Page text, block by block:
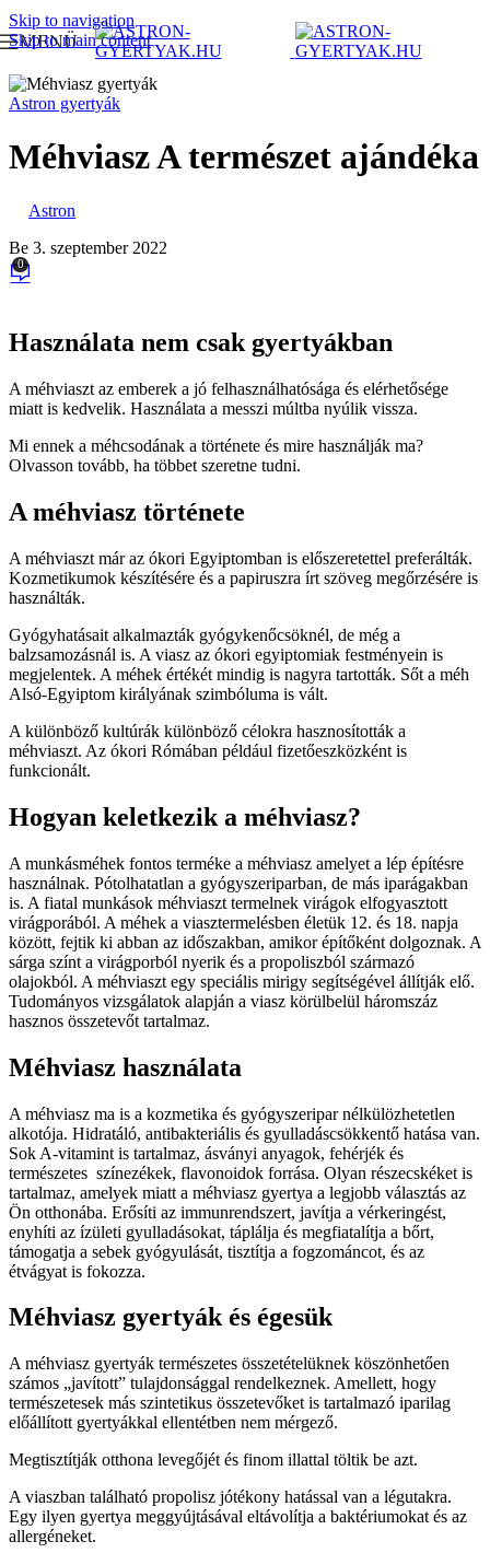
Skip to navigation
Skip to main content
MENÜ
Astron gyertyák
Méhviasz A természet ajándéka
Astron
Be 3. szeptember 2022
0
Használata nem csak gyertyákban
A méhviaszt az emberek a jó felhasználhatósága és elérhetősége
miatt is kedvelik. Használata a messzi múltba nyúlik vissza.
Mi ennek a méhcsodának a története és mire használják ma?
Olvasson tovább, ha többet szeretne tudni.
A méhviasz története
A méhviaszt már az ókori Egyiptomban is előszeretettel preferálták.
Kozmetikumok készítésére és a papiruszra írt szöveg megőrzésére is
használták.
Gyógyhatásait alkalmazták gyógykenőcsöknél, de még a
balzsamozásnál is. A viasz az ókori egyiptomiak festményein is
megjelentek. A méhek értékét mindig is nagyra tartották. Sőt a méh
Alsó-Egyiptom királyának szimbóluma is vált.
A különböző kultúrák különböző célokra hasznosították a
méhviaszt. Az ókori Rómában például fizetőeszközként is
funkcionált.
Hogyan keletkezik a méhviasz?
A munkásméhek fontos terméke a méhviasz amelyet a lép építésre
használnak. Pótolhatatlan a gyógyszeriparban, de más iparágakban
is. A fiatal munkások méhviaszt termelnek virágok elfogyasztott
virágporából. A méhek a viasztermelésben életük 12. és 18. napja
között, fejtik ki abban az időszakban, amikor építőként dolgoznak. A
sárga színt a virágporból nyerik és a propoliszból származó
olajokból. A méhviaszt egy speciális mirigy segítségével állítják elő.
Tudományos vizsgálatok alapján a viasz körülbelül háromszáz
hasznos összetevőt tartalmaz.
Méhviasz használata
A méhviasz ma is a kozmetika és gyógyszeripar nélkülözhetetlen
alkotója. Hidratáló, antibakteriális és gyulladáscsökkentő hatása van.
Sok A-vitamint is tartalmaz, ásványi anyagok, fehérjék és
természetes színezékek, flavonoidok forrása. Olyan részecskéket is
tartalmaz, amelyek miatt a méhviasz gyertya a legjobb választás az
Ön otthonába. Erősíti az immunrendszert, javítja a vérkeringést,
enyhíti az ízületi gyulladásokat, táplálja és megfiatalítja a bőrt,
támogatja a sebek gyógyulását, tisztítja a fogzománcot, és az
étvágyat is fokozza.
Méhviasz gyertyák és égesük
A méhviasz gyertyák természetes összetételüknek köszönhetően
számos „javított” tulajdonsággal rendelkeznek. Amellett, hogy
természetesek más szintetikus összetevőket is tartalmazó iparilag
előállított gyertyákkal ellentétben nem mérgező.
Megtisztítják otthona levegőjét és finom illattal töltik be azt.
A viaszban található propolisz jótékony hatással van a légutakra.
Egy ilyen gyertya meggyújtásával eltávolítja a baktériumokat és az
allergéneket.